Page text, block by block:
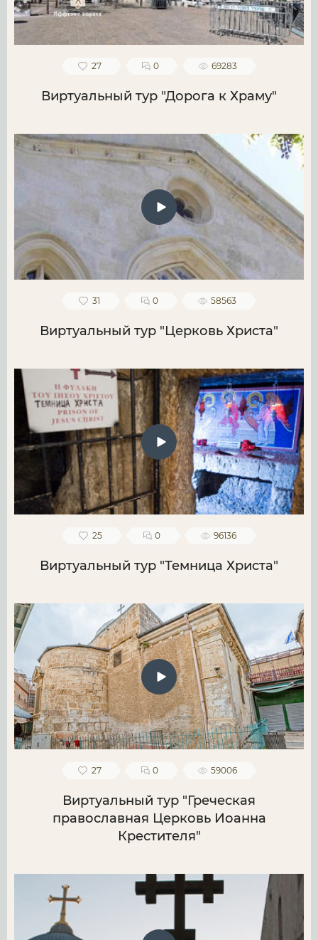
27 0 69283
Виртуальный тур "Дорога к Храму"
31 0 58563
Виртуальный тур "Церковь Христа"
25 0 96136
Виртуальный тур "Темница Христа"
27 0 59006
Виртуальный тур "Греческая
православная Церковь Иоанна
Крестителя"